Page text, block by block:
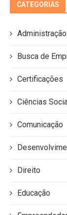
CATEGORIAS
Administração
Busca de
Certificações
Ciências
Comunicação
Direito
Educação